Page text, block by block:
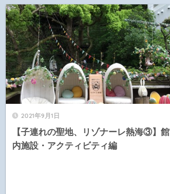
2021年9月1日
【子連れの聖地、リゾナーレ熱海③】館
内施設・アクティビティ編